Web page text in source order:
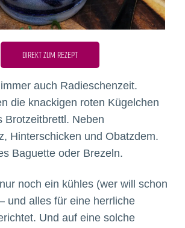
DIREKT ZUM REZEPT
auch Radieschenzeit.
die knackigen roten Kügelchen
Brotzeitbrettl. Neben
Hinterschicken und Obatzdem.
Baguette oder Brezeln.
noch ein kühles (wer will schon
und alles für eine herrliche
Und auf eine solche